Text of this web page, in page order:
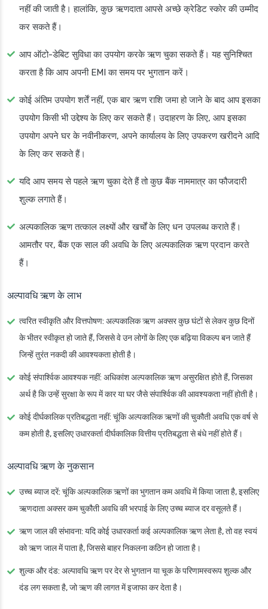
नहीं की जाती है। हालांकि, कुछ ऋणदाता आपसे अच्छे क्रेडिट स्कोर की उम्मीद
कर सकते हैं।
आप ऑटो-डेबिट सुविधा का उपयोग करके ऋण चुका सकते हैं। यह सुनिश्चित
करता है कि आप अपनी EMI का समय पर भुगतान करें।
कोई अंतिम उपयोग शर्तें नहीं, एक बार ऋण राशि जमा हो जाने के बाद आप इसका
उपयोग किसी भी उद्देश्य के लिए कर सकते हैं। उदाहरण के लिए, आप इसका
उपयोग अपने घर के नवीनीकरण, अपने कार्यालय के लिए उपकरण खरीदने आदि
के लिए कर सकते हैं।
यदि आप समय से पहले ऋण चुका देते हैं तो कुछ बैंक नाममात्र का फौजदारी
शुल्क लगाते हैं।
अल्पकालिक ऋण तत्काल लक्ष्यों और खर्चों के लिए धन उपलब्ध कराते हैं।
आमतौर पर, बैंक एक साल की अवधि के लिए अल्पकालिक ऋण प्रदान करते
हैं।
अल्पावधि ऋण के लाभ
त्वरित स्वीकृति और वित्तपोषण: अल्पकालिक ऋण अक्सर कुछ घंटों से लेकर कुछ दिनों
के भीतर स्वीकृत हो जाते हैं, जिससे वे उन लोगों के लिए एक बढ़िया विकल्प बन जाते हैं
जिन्हें तुरंत नकदी की आवश्यकता होती है।
कोई संपार्श्विक आवश्यक नहीं: अधिकांश अल्पकालिक ऋण असुरक्षित होते हैं, जिसका
अर्थ है कि उन्हें सुरक्षा के रूप में कार या घर जैसे संपार्श्विक की आवश्यकता नहीं होती है।
कोई दीर्घकालिक प्रतिबद्धता नहीं: चूंकि अल्पकालिक ऋणों की चुकौती अवधि एक वर्ष से
कम होती है, इसलिए उधारकर्ता दीर्घकालिक वित्तीय प्रतिबद्धता से बंधे नहीं होते हैं।
अल्पावधि ऋण के नुकसान
उच्च ब्याज दरें: चूंकि अल्पकालिक ऋणों का भुगतान कम अवधि में किया जाता है, इसलिए
ऋणदाता अक्सर कम चुकौती अवधि की भरपाई के लिए उच्च ब्याज दर वसूलते हैं।
ऋण जाल की संभावना: यदि कोई उधारकर्ता कई अल्पकालिक ऋण लेता है, तो वह स्वयं
को ऋण जाल में पाता है, जिससे बाहर निकलना कठिन हो जाता है।
शुल्क और दंड: अल्पावधि ऋण पर देर से भुगतान या चूक के परिणामस्वरूप शुल्क और
दंड लग सकता है, जो ऋण की लागत में इजाफा कर देता है।